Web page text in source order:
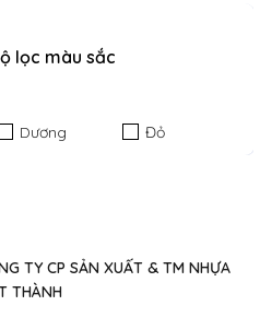
lọc màu sắc
Dương Đỏ
TY CP SẢN XUẤT & TM NHỰA
THÀNH